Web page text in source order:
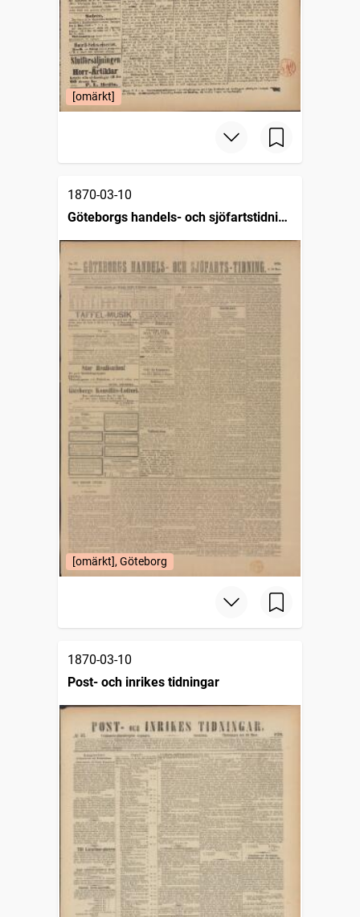
[omärkt]
1870-03-10
Göteborgs handels- och sjöfartstidning
[omärkt], Göteborg
1870-03-10
Post- och inrikes tidningar